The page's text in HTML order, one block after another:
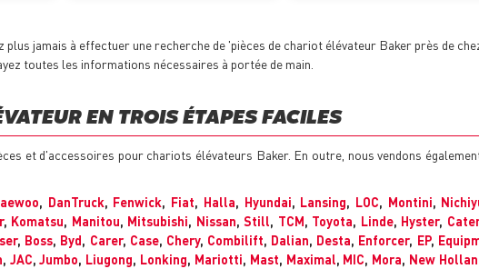
jamais à effectuer une recherche de 'pièces de chariot élévateur Baker près de
toutes les informations nécessaires à portée de main.
EN TROIS ÉTAPES FACILES
et d'accessoires pour chariots élévateurs Baker. En outre, nous vendons
, DanTruck, Fenwick, Fiat, Halla, Hyundai, Lansing, LOC, Montini,
, Komatsu, Manitou, Mitsubishi, Nissan,Still, TCM, Toyota, Linde, Hyster,
, Boss, Byd, Carer, Case, Chery, Combilift, Dalian, Desta, Enforcer, EP,
, JAC,Jumbo, Liugong, Lonking, Mariotti, Mast, Maximal, MIC, Mora, New